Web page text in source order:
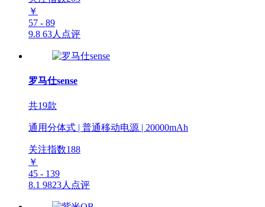
￥
57 - 89
9.8 63人点评
罗马仕sense
共19款
通用分体式 | 普通移动电源 | 20000mAh
关注指数188
￥
45 - 139
8.1 9823人点评